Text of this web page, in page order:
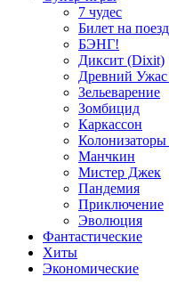
7 чудес
Билет на
БЭНГ!
Диксит (Dixit)
Древний
Зельеварение
Зомбицид
Каркассон
Колонизаторы
Манчкин
Мистер Джек
Пандемия
Приключение
Эволюция
Фантастические
Хиты
Экономические